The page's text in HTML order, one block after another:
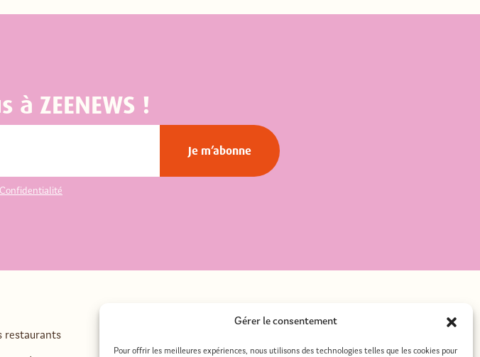
Gérer le consentement
Pour offrir les meilleures expériences, nous utilisons des technologies telles que les cookies pour
ZEENEWS !
restaurants